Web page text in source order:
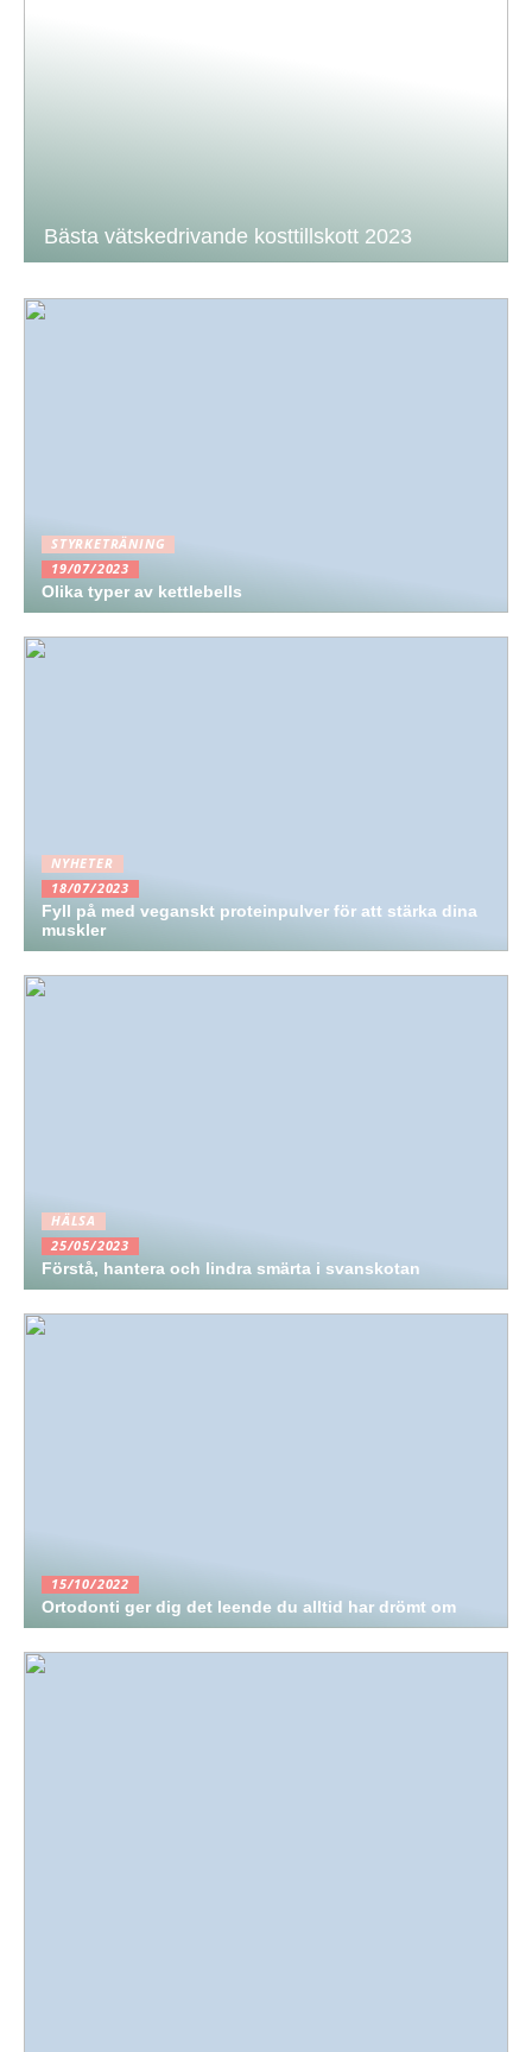
Bästa vätskedrivande kosttillskott 2023
STYRKETRÄNING
19/07/2023
Olika typer av kettlebells
NYHETER
18/07/2023
Fyll på med veganskt proteinpulver för att stärka dina
muskler
HÄLSA
25/05/2023
Förstå, hantera och lindra smärta i svanskotan
15/10/2022
Ortodonti ger dig det leende du alltid har drömt om